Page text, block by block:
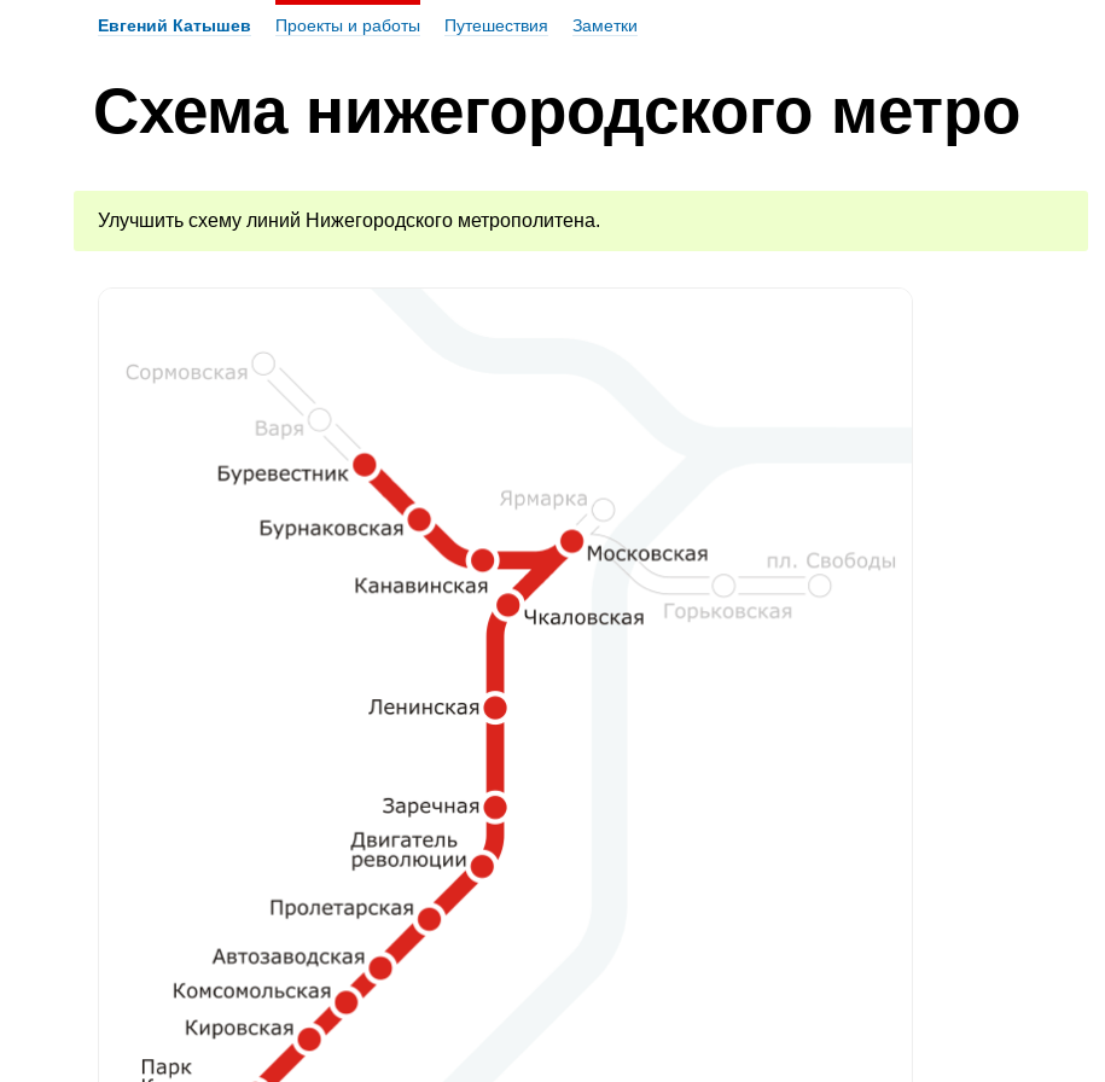
Евгений Катышев Проекты и работы Путешествия Заметки
Схема нижегородского метро
Улучшить схему линий Нижегородского метрополитена.